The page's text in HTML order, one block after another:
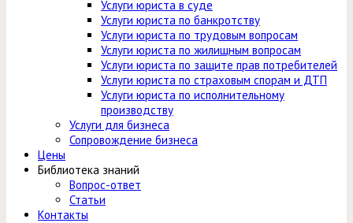
Услуги юриста в суде
Услуги юриста по банкротству
Услуги юриста по трудовым вопросам
Услуги юриста по жилищным вопросам
Услуги юриста по защите прав потребителей
Услуги юриста по страховым спорам и ДТП
Услуги юриста по исполнительному
производству
Услуги для бизнеса
Сопровождение бизнеса
Цены
Библиотека знаний
Вопрос-ответ
Статьи
Контакты